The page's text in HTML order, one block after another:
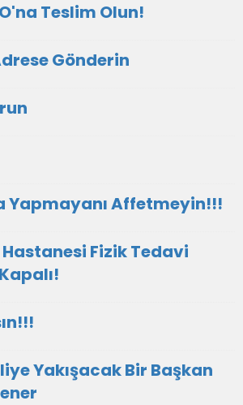
Teslim Olun!
Gönderin
Yapmayanı Affetmeyin!!!
Fizik Tedavi
Yakışacak Bir Başkan